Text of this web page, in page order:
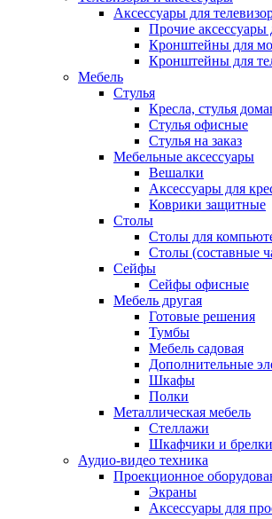
Аксессуары для
Прочие аксессуары
Кронштейны для
Кронштейны для
Мебель
Стулья
Кресла, стулья
Стулья офисные
Стулья на заказ
Мебельные аксессуары
Вешалки
Аксессуары для
Коврики защитные
Столы
Столы для
Столы (составные
Сейфы
Сейфы офисные
Мебель другая
Готовые решения
Тумбы
Мебель садовая
Дополнительные
Шкафы
Полки
Металлическая мебель
Стеллажи
Шкафчики и
Аудио-видео техника
Проекционное
Экраны
Аксессуары для